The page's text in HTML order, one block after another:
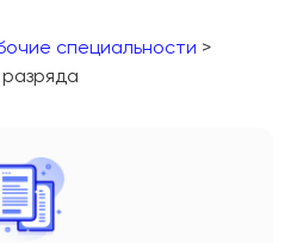
специальности >